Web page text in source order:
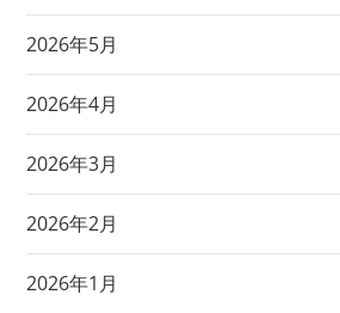
2026年5月
2026年4月
2026年3月
2026年2月
2026年1月